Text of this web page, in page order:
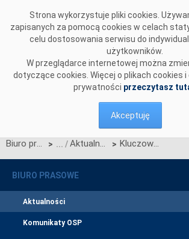
Strona wykorzystuje pliki cookies.
zapisanych za pomocą cookies w celach
celu dostosowania serwisu do
użytkowników.
W przeglądarce internetowej można
dotyczące cookies. Więcej o plikach cookies
prywatności przeczytasz
Akceptuję
Biuro prasowe > Aktualności > Kluczowy etap w projekcie Harmony Link. Decyzje środowiskowe dla stacji Norki i Wigry
BIURO PRASOWE
Aktualności
Komunikaty OSP